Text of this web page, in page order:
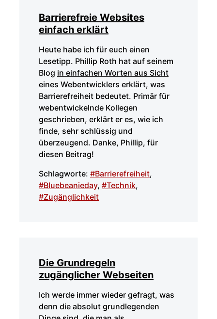
Barrierefreie Websites
einfach erklärt
Heute habe ich für euch einen
Lesetipp. Phillip Roth hat auf seinem
Blog in einfachen Worten aus Sicht
eines Webentwicklers erklärt, was
Barrierefreiheit bedeutet. Primär für
webentwickelnde Kollegen
geschrieben, erklärt er es, wie ich
finde, sehr schlüssig und
überzeugend. Danke, Phillip, für
diesen Beitrag!
Schlagworte: #Barrierefreiheit,
#Bluebeanieday, #Technik,
#Zugänglichkeit
Die Grundregeln
zugänglicher Webseiten
Ich werde immer wieder gefragt, was
denn die absolut grundlegenden